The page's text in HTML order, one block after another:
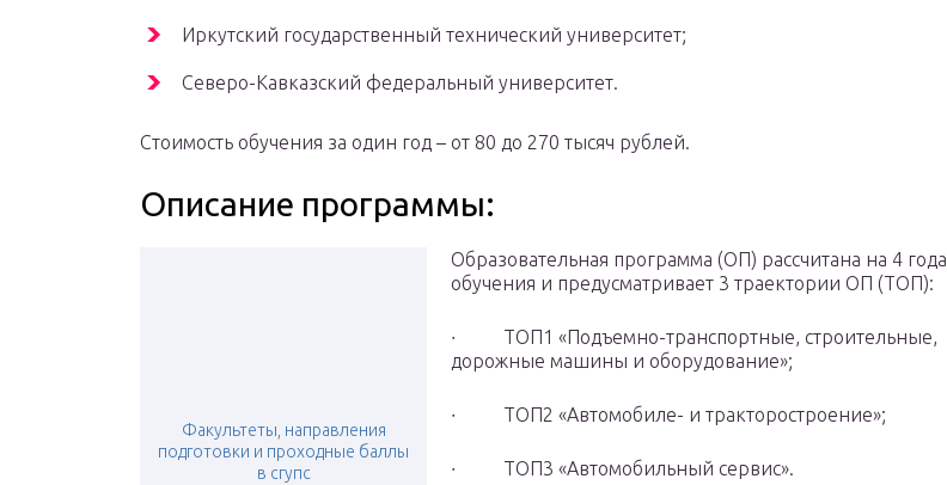
Иркутский государственный технический университет;
Северо-Кавказский федеральный университет.
Стоимость обучения за один год – от 80 до 270 тысяч рублей.
Описание программы:
Факультеты, направления
подготовки и проходные баллы
в сгупс
Образовательная программа (ОП) рассчитана на 4 года
обучения и предусматривает 3 траектории ОП (ТОП):
∙ ТОП1 «Подъемно-транспортные, строительные,
дорожные машины и оборудование»;
∙ ТОП2 «Автомобиле- и тракторостроение»;
∙ ТОП3 «Автомобильный сервис».